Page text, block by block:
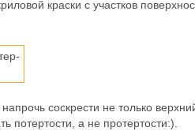
краски с участков
соскрести не только
потертости, а не протертости:).